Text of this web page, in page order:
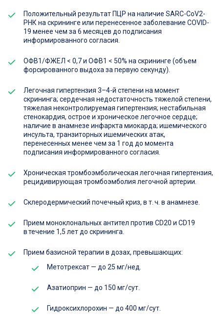
Положительный результат ПЦР на наличие SARC-CoV2-
РНК на скрининге или перенесенное заболевание COVID-
19 менее чем за 6 месяцев до подписания
информированного согласия.
ОФВ1/ФЖЕЛ < 0,7 и ОФВ1 < 50% на скрининге (объем
форсированного выдоха за первую секунду).
Легочная гипертензия 3–4-й степени на момент
скрининга; сердечная недостаточность тяжелой степени,
тяжелая неконтролируемая гипертензия; нестабильная
стенокардия, острое и хроническое легочное сердце;
наличие в анамнезе инфаркта миокарда; ишемического
инсульта, транзиторных ишемических атак,
перенесенных менее чем за 1 год до момента
подписания информированного согласия.
Хроническая тромбоэмболическая легочная гипертензия,
рецидивирующая тромбоэмболия легочной артерии.
Склеродермический почечный криз, в т. ч. в анамнезе.
Прием моноклональных антител против CD20 и CD19
в течение 1,5 лет до скрининга.
Прием базисной терапии в дозах, превышающих:
Метотрексат — до 25 мг/нед.
Азатиоприн — до 150 мг/сут.
Гидроксихлорохин — до 400 мг/сут.